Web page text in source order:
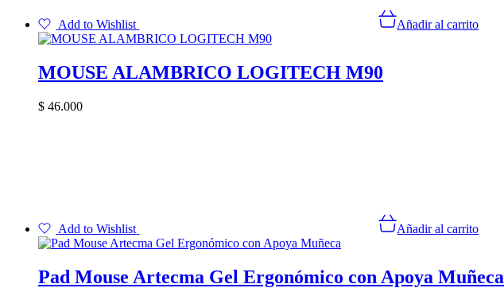
Add to Wishlist Añadir al carrito
MOUSE ALAMBRICO LOGITECH M90
$ 46.000
Add to Wishlist Añadir al carrito
Pad Mouse Artecma Gel Ergonómico con Apoya Muñeca